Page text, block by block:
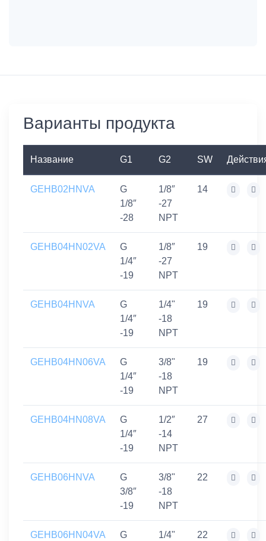
Варианты продукта
Название G1 G2 SW
GEHB02HNVA
G
1/8″
-28
1/8″
-27
NPT
14
GEHB04HN02VA
G
1/4″
-19
1/8″
-27
NPT
19
GEHB04HNVA
G
1/4″
-19
1/4"
-18
NPT
19
GEHB04HN06VA
G
1/4″
-19
3/8"
-18
NPT
19
GEHB04HN08VA
G
1/4″
-19
1/2″
-14
NPT
27
GEHB06HNVA
G
3/8″
-19
3/8"
-18
NPT
22
GEHB06HN04VA
G
1/4"
22